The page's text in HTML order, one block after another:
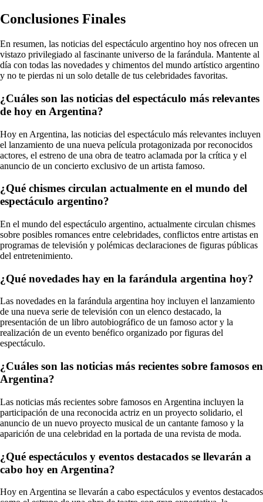
Conclusiones Finales
En resumen, las noticias del espectáculo argentino hoy nos ofrecen un
vistazo privilegiado al fascinante universo de la farándula. Mantente al
día con todas las novedades y chimentos del mundo artístico argentino
y no te pierdas ni un solo detalle de tus celebridades favoritas.
¿Cuáles son las noticias del espectáculo más relevantes
de hoy en Argentina?
Hoy en Argentina, las noticias del espectáculo más relevantes incluyen
el lanzamiento de una nueva película protagonizada por reconocidos
actores, el estreno de una obra de teatro aclamada por la crítica y el
anuncio de un concierto exclusivo de un artista famoso.
¿Qué chismes circulan actualmente en el mundo del
espectáculo argentino?
En el mundo del espectáculo argentino, actualmente circulan chismes
sobre posibles romances entre celebridades, conflictos entre artistas en
programas de televisión y polémicas declaraciones de figuras públicas
del entretenimiento.
¿Qué novedades hay en la farándula argentina hoy?
Las novedades en la farándula argentina hoy incluyen el lanzamiento
de una nueva serie de televisión con un elenco destacado, la
presentación de un libro autobiográfico de un famoso actor y la
realización de un evento benéfico organizado por figuras del
espectáculo.
¿Cuáles son las noticias más recientes sobre famosos en
Argentina?
Las noticias más recientes sobre famosos en Argentina incluyen la
participación de una reconocida actriz en un proyecto solidario, el
anuncio de un nuevo proyecto musical de un cantante famoso y la
aparición de una celebridad en la portada de una revista de moda.
¿Qué espectáculos y eventos destacados se llevarán a
cabo hoy en Argentina?
Hoy en Argentina se llevarán a cabo espectáculos y eventos destacados